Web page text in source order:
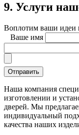
9. Услуги
Воплотим ваши идеи
Ваше имя
Отправить
Наша компания
изготовлении и
дверей. Мы
индивидуальный
качества наших